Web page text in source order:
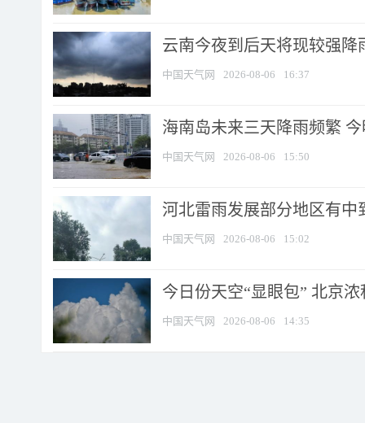
云南今夜到后天将现较强降
中国天气网 2026-08-06 16:37
海南岛未来三天降雨频繁
中国天气网 2026-08-06 15:50
河北雷雨发展部分地区有中
中国天气网 2026-08-06 15:02
今日份天空“显眼包” 北京
中国天气网 2026-08-06 14:35